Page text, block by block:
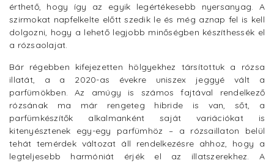
érthető, hogy így az egyik legértékesebb nyersanyag. A
szirmokat napfelkelte előtt szedik le és még aznap fel is kell
dolgozni, hogy a lehető legjobb minőségben készíthessék el
a rózsaolajat.
Bár régebben kifejezetten hölgyekhez társítottuk a rózsa
illatát, a a 2020-as évekre uniszex jeggyé vált a
parfümökben. Az amúgy is számos fajtával rendelkező
rózsának ma már rengeteg hibride is van, sőt, a
parfümkészítők alkalmanként saját variációkat is
kitenyésztenek egy-egy parfümhöz – a rózsaillaton belül
tehát temérdek változat áll rendelkezésre ahhoz, hogy a
legteljesebb harmóniát érjék el az illatszerekhez. A